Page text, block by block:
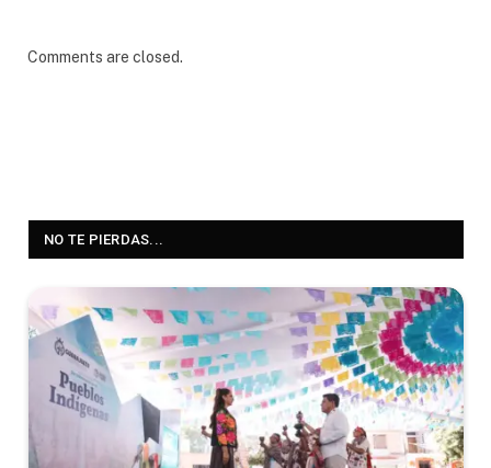
Comments are closed.
NO TE PIERDAS...